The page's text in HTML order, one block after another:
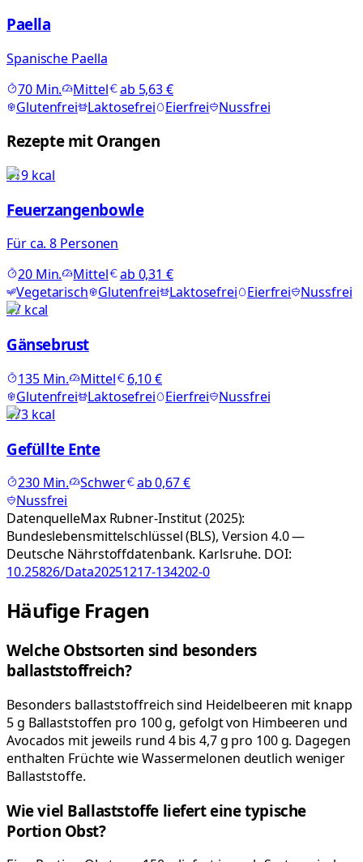
Paella
Spanische Paella
70Min. Mittel ab 5,63 €
Glutenfrei Laktosefrei Eierfrei Nussfrei
Rezepte mit Orangen
119kcal
Feuerzangenbowle
Für ca. 8 Personen
20Min. Mittel ab 0,31 €
Vegetarisch
Glutenfrei Laktosefrei Eierfrei
Nussfrei
47kcal
Gänsebrust
135Min. Mittel
6,10 €
Glutenfrei Laktosefrei Eierfrei
Nussfrei
473kcal
Gefüllte Ente
230Min. Schwer ab0,67 €
Nussfrei
DatenquelleMax Rubner-Institut (2025):
Bundeslebensmittelschlüssel (BLS), Version 4.0 —
Deutsche Nährstoffdatenbank. Karlsruhe. DOI:
10.25826/Data20251217-134202-0
Häufige Fragen
Welche Obstsorten sind besonders
ballaststoffreich?
Besonders ballaststoffreich sind Heidelbeeren mit knapp
5 g Ballaststoffen pro 100 g, gefolgt von Himbeeren und
Avocados mit jeweils rund 4 bis 4,7 g pro 100 g. Dagegen
enthalten Früchte wie Wassermelonen deutlich weniger
Ballaststoffe.
Wie viel Ballaststoffe liefert eine typische
Portion Obst?